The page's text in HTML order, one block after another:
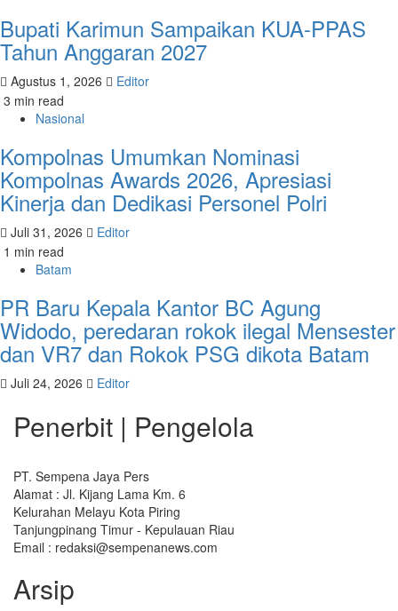
Bupati Karimun Sampaikan KUA-PPAS
Tahun Anggaran 2027
Agustus 1, 2026
Editor
3 min read
Nasional
Kompolnas Umumkan Nominasi
Kompolnas Awards 2026, Apresiasi
Kinerja dan Dedikasi Personel Polri
Juli 31, 2026
Editor
1 min read
Batam
PR Baru Kepala Kantor BC Agung
Widodo, peredaran rokok ilegal Mensester
dan VR7 dan Rokok PSG dikota Batam
Juli 24, 2026 Editor
Penerbit | Pengelola
PT. Sempena Jaya Pers
Alamat : Jl. Kijang Lama Km. 6
Kelurahan Melayu Kota Piring
Tanjungpinang Timur - Kepulauan Riau
Email : redaksi@sempenanews.com
Arsip